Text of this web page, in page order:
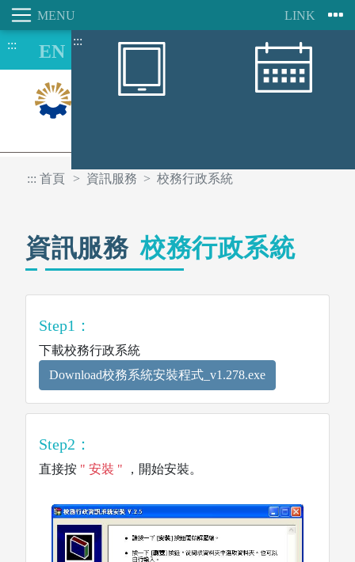
:::
跳
主
要
內
:::
行動朝陽APP
::: 首頁 資訊服務 校務行政系統
資訊服務 校務行政系統
Step1：
下載校務行政系統
Download校務系統安裝程式_v1.278.exe
Step2：
直接按 " 安裝 " ，開始安裝。